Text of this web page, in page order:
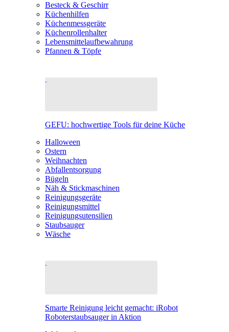
Besteck & Geschirr
Küchenhilfen
Küchenmessgeräte
Küchenrollenhalter
Lebensmittelaufbewahrung
Pfannen & Töpfe
GEFU: hochwertige Tools für deine Küche
Halloween
Ostern
Weihnachten
Abfallentsorgung
Bügeln
Näh & Stickmaschinen
Reinigungsgeräte
Reinigungsmittel
Reinigungsutensilien
Staubsauger
Wäsche
Smarte Reinigung leicht gemacht: iRobot
Roboterstaubsauger in Aktion